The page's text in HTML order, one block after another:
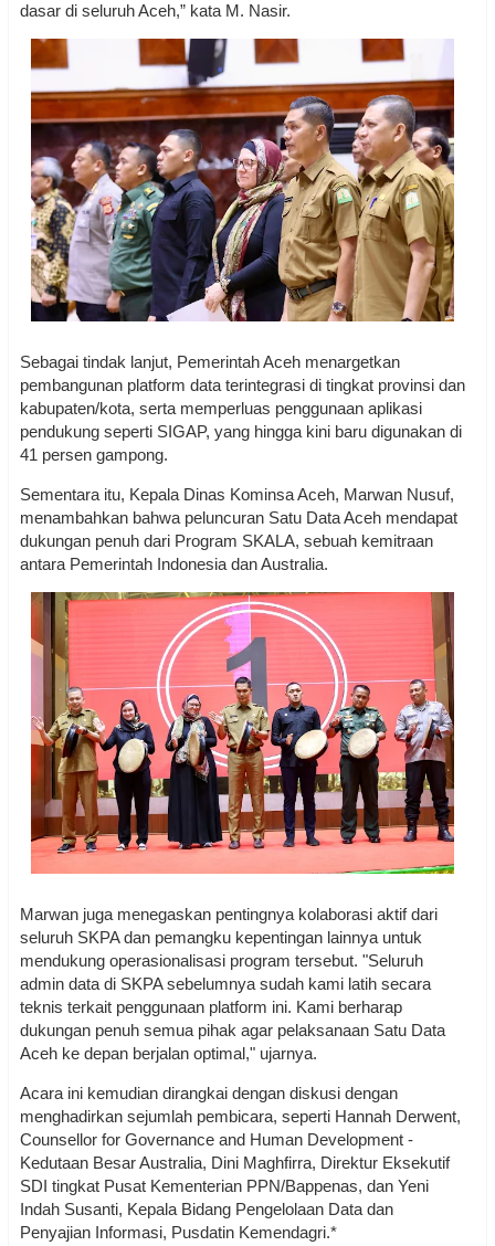
dasar di seluruh Aceh,” kata M. Nasir.
Sebagai tindak lanjut, Pemerintah Aceh menargetkan
pembangunan platform data terintegrasi di tingkat provinsi dan
kabupaten/kota, serta memperluas penggunaan aplikasi
pendukung seperti SIGAP, yang hingga kini baru digunakan di
41 persen gampong.
Sementara itu, Kepala Dinas Kominsa Aceh, Marwan Nusuf,
menambahkan bahwa peluncuran Satu Data Aceh mendapat
dukungan penuh dari Program SKALA, sebuah kemitraan
antara Pemerintah Indonesia dan Australia.
Marwan juga menegaskan pentingnya kolaborasi aktif dari
seluruh SKPA dan pemangku kepentingan lainnya untuk
mendukung operasionalisasi program tersebut. "Seluruh
admin data di SKPA sebelumnya sudah kami latih secara
teknis terkait penggunaan platform ini. Kami berharap
dukungan penuh semua pihak agar pelaksanaan Satu Data
Aceh ke depan berjalan optimal," ujarnya.
Acara ini kemudian dirangkai dengan diskusi dengan
menghadirkan sejumlah pembicara, seperti Hannah Derwent,
Counsellor for Governance and Human Development -
Kedutaan Besar Australia, Dini Maghfirra, Direktur Eksekutif
SDI tingkat Pusat Kementerian PPN/Bappenas, dan Yeni
Indah Susanti, Kepala Bidang Pengelolaan Data dan
Penyajian Informasi, Pusdatin Kemendagri.*